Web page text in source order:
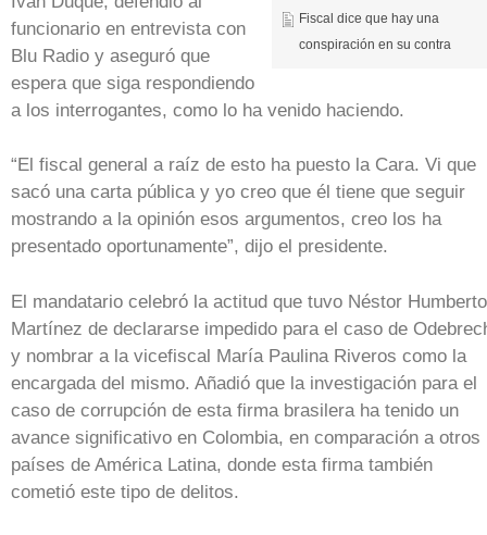
Fiscal dice que hay una
conspiración en su contra
funcionario en entrevista con
Blu Radio y aseguró que
espera que siga respondiendo
a los interrogantes, como lo ha venido haciendo.
“El fiscal general a raíz de esto ha puesto la Cara. Vi que
sacó una carta pública y yo creo que él tiene que seguir
mostrando a la opinión esos argumentos, creo los ha
presentado oportunamente”, dijo el presidente.
El mandatario celebró la actitud que tuvo Néstor Humberto
Martínez de declararse impedido para el caso de
y nombrar a la vicefiscal María Paulina Riveros como la
encargada del mismo. Añadió que la investigación para el
caso de corrupción de esta firma brasilera ha tenido un
avance significativo en Colombia, en comparación a otros
países de América Latina, donde esta firma también
cometió este tipo de delitos.